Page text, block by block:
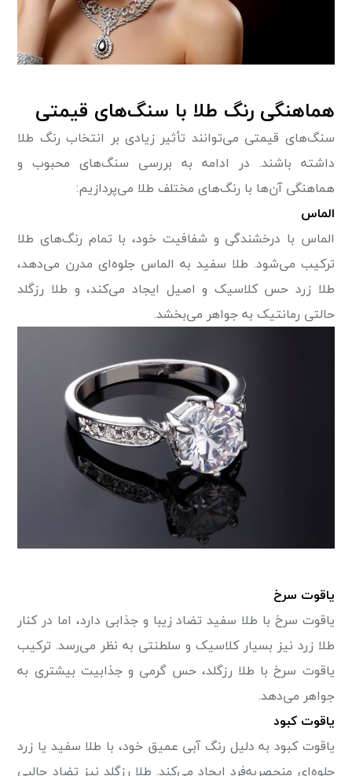
هماهنگی رنگ طلا با سنگ‌های قیمتی
سنگ‌های قیمتی می‌توانند تأثیر زیادی بر انتخاب رنگ طلا
داشته باشند. در ادامه به بررسی سنگ‌های محبوب و
هماهنگی آن‌ها با رنگ‌های مختلف طلا می‌پردازیم:
الماس
الماس با درخشندگی و شفافیت خود، با تمام رنگ‌های طلا
ترکیب می‌شود. طلا سفید به الماس جلوه‌ای مدرن می‌دهد،
طلا زرد حس کلاسیک و اصیل ایجاد می‌کند، و طلا رزگلد
حالتی رمانتیک به جواهر می‌بخشد.
یاقوت سرخ
یاقوت سرخ با طلا سفید تضاد زیبا و جذابی دارد، اما در کنار
طلا زرد نیز بسیار کلاسیک و سلطنتی به نظر می‌رسد. ترکیب
یاقوت سرخ با طلا رزگلد، حس گرمی و جذابیت بیشتری به
جواهر می‌دهد.
یاقوت کبود
یاقوت کبود به دلیل رنگ آبی عمیق خود، با طلا سفید یا زرد
جلوه‌ای منحصر‌به‌فرد ایجاد می‌کند. طلا رزگلد نیز تضاد جالبی